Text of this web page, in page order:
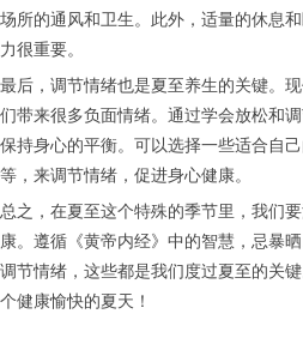
场所的通风和卫生。此外，适量的休息
力很重要。
最后，调节情绪也是夏至养生的关键。
们带来很多负面情绪。通过学会放松和
保持身心的平衡。可以选择一些适合自
等，来调节情绪，促进身心健康。
总之，在夏至这个特殊的季节里，我们
康。遵循《黄帝内经》中的智慧，忌暴
调节情绪，这些都是我们度过夏至的关
个健康愉快的夏天！